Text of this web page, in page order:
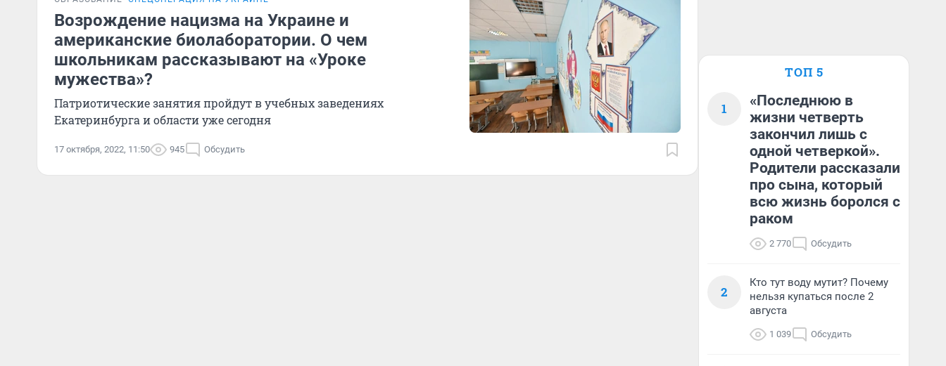
Возрождение нацизма на Украине и
американские биолаборатории. О чем
школьникам рассказывают на «Уроке
мужества»?
Патриотические занятия пройдут в учебных заведениях
Екатеринбурга и области уже сегодня
17 октября, 2022, 11:50 945 Обсудить
ТОП 5
1
«Последнюю в
жизни четверть
закончил лишь с
одной четверкой».
Родители рассказали
про сына, который
всю жизнь боролся с
раком
2 770 Обсудить
2
Кто тут воду мутит? Почему
нельзя купаться после 2
августа
1 039 Обсудить